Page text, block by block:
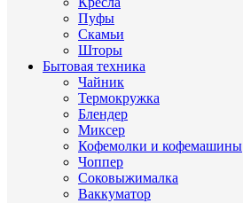
Пуфы
Скамьи
Шторы
Бытовая техника
Чайник
Термокружка
Блендер
Миксер
Кофемолки и кофемашины
Чоппер
Соковыжималка
Ваккуматор